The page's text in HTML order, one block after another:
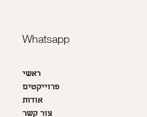
Whatsapp
ראשי
פרוייקטים
אודות
צור קשר